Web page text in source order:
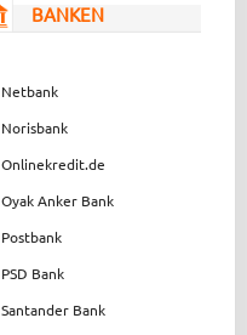
BANKEN
Netbank
Norisbank
Onlinekredit.de
Oyak Anker Bank
Postbank
PSD Bank
Santander Bank